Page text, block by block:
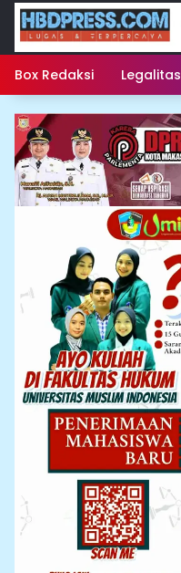
Langsung
konten
Box Redaksi Legalitas